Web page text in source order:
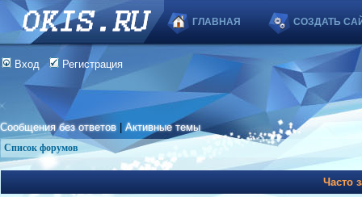
ГЛАВНАЯ СОЗДАТЬ
Вход Регистрация
Сообщения без ответов |Активные темы
Список форумов
Часто